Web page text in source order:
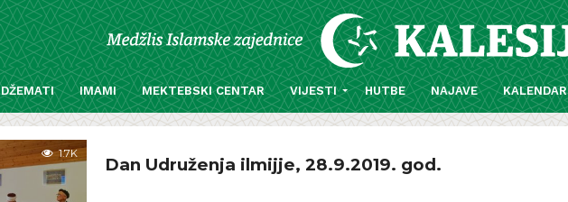
DŽEMATI IMAMI MEKTEBSKI CENTAR VIJESTI HUTBE NAJAVE KALENDAR
1.7K
Dan Udruženja ilmijje, 28.9.2019. god.